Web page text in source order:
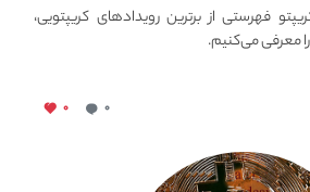
های جهانی
فهرستی از برترین رویدادهای کریپتویی،
۰ ۰